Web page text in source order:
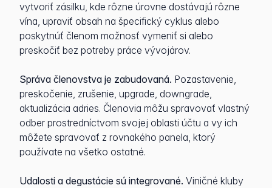
vytvoriť zásilku, kde rôzne úrovne dostávajú rôzne
vína, upraviť obsah na špecifický cyklus alebo
poskytnúť členom možnosť vymeniť si alebo
preskočiť bez potreby práce vývojárov.
Správa členovstva je zabudovaná. Pozastavenie,
preskočenie, zrušenie, upgrade, downgrade,
aktualizácia adries. Členovia môžu spravovať vlastný
odber prostredníctvom svojej oblasti účtu a vy ich
môžete spravovať z rovnakého panela, ktorý
používate na všetko ostatné.
Udalosti a degustácie sú integrované. Viničné kluby